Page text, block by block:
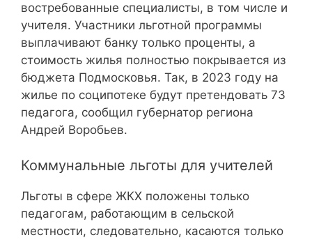
востребованные специалисты, в том числе и
учителя. Участники льготной программы
выплачивают банку только проценты, а
стоимость жилья полностью покрывается из
бюджета Подмосковья. Так, в 2023 году на
жилье по соципотеке будут претендовать 73
педагога, сообщил губернатор региона
Андрей Воробьев.
Коммунальные льготы для учителей
Льготы в сфере ЖКХ положены только
педагогам, работающим в сельской
местности, следовательно, касаются только